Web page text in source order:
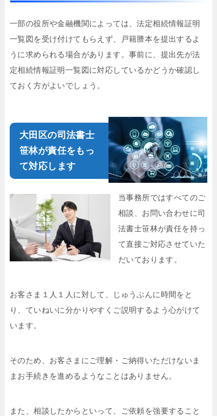
一部の役所や金融機関によっては、法定相続情報証明
一覧図を受け付けてもらえず、戸籍謄本を提出するよ
うに求められる場合があります。事前に、提出先が法
定相続情報証明一覧図に対応しているかどうか確認し
ておく方がよいでしょう。
大田区の司法書士
笹林が責任をもっ
て対応します
当事務所ではすべてのご
相談、お問い合わせに司
法書士笹林が責任を持っ
て直接ご対応させていた
だいております。
お客さま１人１人に対して、じゅうぶんに時間をと
り、ていねいに分かりやすくご説明するよう心がけて
います。
そのため、お客さまにご理解・ご納得いただけないま
まお手続きを進めるようなことはありません。
また、相談したからといって、ご依頼を強要すること